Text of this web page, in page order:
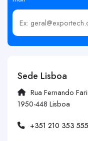
Insira o seu email
Sede Lisboa
Rua Fernando
1950-448 Lisboa
+351 210 353 555